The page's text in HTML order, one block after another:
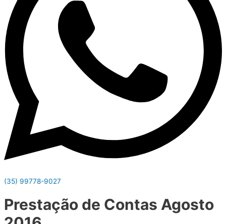
(35) 99778-9027
Prestação de Contas Agosto